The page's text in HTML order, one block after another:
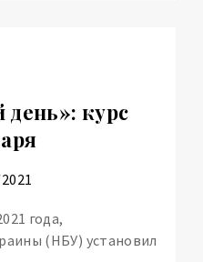
день»: курс
года,
(НБУ) установил